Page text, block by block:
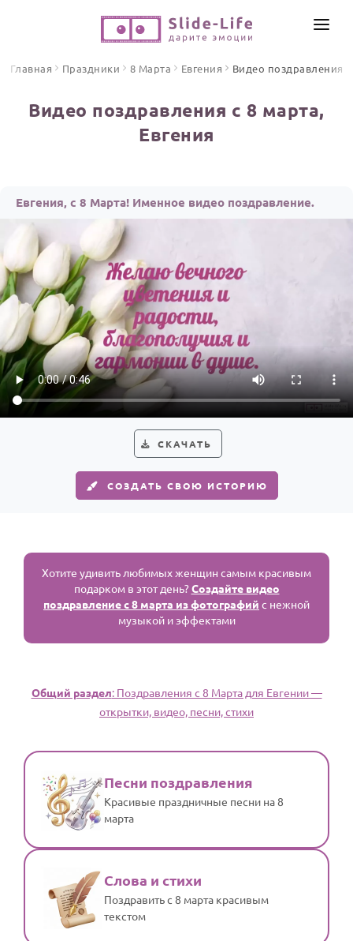
Открытки
Стихи и тексты
ПРАЗДНИКИ
С Днем рождения
Юбилей
Свадьба
Годовщина свадьбы
Календарь праздников
Женщине
Мужчине
Детям
Все родственники
По именам
ИНСТРУМЕНТЫ
ОТЗЫВЫ
Главная Праздники 8 Марта Евгения Видео поздравления
Видео поздравления с 8 марта,
Евгения
Евгения, с 8 Марта! Именное видео поздравление.
СКАЧАТЬ
СОЗДАТЬ СВОЮ ИСТОРИЮ
Хотите удивить любимых женщин самым красивым
подарком в этот день?Создайте видео
поздравление с 8 марта из фотографий с нежной
музыкой и эффектами
Общий раздел: Поздравления с 8 Марта для Евгении —
открытки, видео, песни, стихи
Песни поздравления
Красивые праздничные песни на 8
марта
Слова и стихи
Поздравить с 8 марта красивым
текстом